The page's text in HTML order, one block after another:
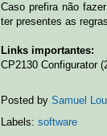
Caso prefira não
ter presentes as
Links importantes:
CP2130 Configurator
Posted by Samuel
Labels: software